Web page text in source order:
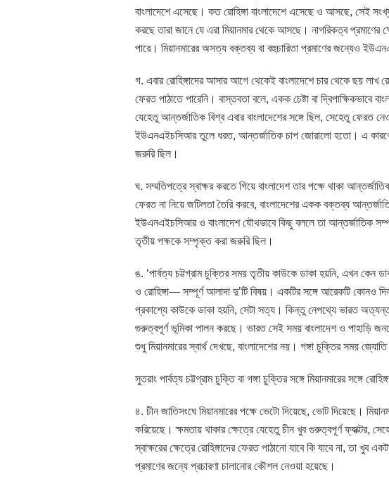
বাংলাদেশে এসেছে। কত রোহিঙ্গা বাংলাদেশে এসেছে ও আসছে, সেই
করছে তারা জানে যে এরা মিয়ানমার থেকে আসছে। নাগরিকত্ব
পারে। মিয়ানমারের অসত্য বক্তব্য বা বহুচারিতা প্রমাণের জন্যেও
গ. এবার রোহিঙ্গাদের আসার আগে থেকেই বাংলাদেশে চার থেকে ছয় লাখ
ফেরত পাঠাতে পারেনি। বাস্তবতা বলে, একক চেষ্টা বা দ্বিপাক্ষিকভাবে
যেহেতু আন্তর্জাতিক বিশ্ব এবার বাংলাদেশের সঙ্গে ছিল, সেহেতু ফেরত
ইউএনএইচসিআর তুলে ধরত, আন্তর্জাতিক চাপ জোরালো হতো। এ
জরুরি ছিল।
ঘ. সম্মতিপত্রে স্বাক্ষর করতে গিয়ে বাংলাদেশ তার পক্ষে থাকা
ফেরত না নিয়ে জটিলতা তৈরি করবে, বাংলাদেশের একক বক্তব্য
ইউএনএইচসিআর ও বাংলাদেশ যৌথভাবে কিছু বললে তা আন্তর্জাতিক
তৃতীয় পক্ষকে সম্পৃক্ত করা জরুরি ছিল।
ঙ. ‘পার্বত্য চট্টগ্রাম চুক্তির সময় তৃতীয় কাউকে ডাকা হয়নি, এখন কেন
ও রোহিঙ্গা— সম্পূর্ণ আলাদা দু’টি বিষয়। একটির সঙ্গে আরেকটি কোনও
প্রকাশ্যে কাউকে ডাকা হয়নি, সেটা সত্য। কিন্তু নেপথ্যে ভারত
গুরুত্বপূর্ণ ভূমিকা পালন করছে। ভারত সেই সময় বাংলাদেশ ও পাহাড়ি
শুধু মিয়ানমারের স্বার্থ দেখছে, বাংলাদেশের নয়। গঙ্গা চুক্তির সময় জ্যোতি
সুতরাং পার্বত্য চট্টগ্রাম চুক্তি বা গঙ্গা চুক্তির সঙ্গে মিয়ানমারের সঙ্গে
৪. চীন জাতিসংঘে মিয়ানমারের পক্ষে ভেটো দিয়েছে, ভোট দিয়েছে।
করিয়েছে। ক্ষমতায় থাকার ক্ষেত্রে যেহেতু চীন খুব গুরুত্বপূর্ণ ফ্যাক্টর,
স্বাক্ষরের ক্ষেত্রে রোহিঙ্গাদের ফেরত পাঠানো যাবে কি যাবে না, তা খুব
প্রমাণের জন্যে প্রচারণা চালানোর কৌশল নেওয়া হয়েছে।